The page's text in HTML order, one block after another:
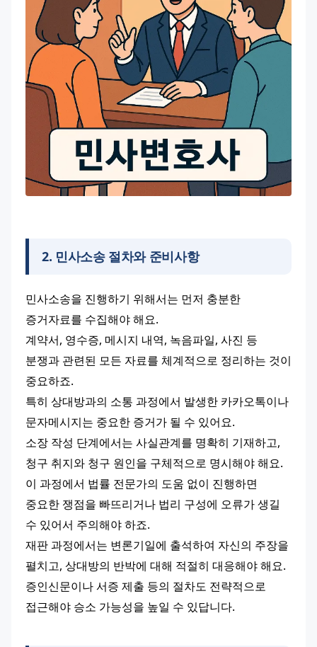
2. 민사소송 절차와 준비사항
민사소송을 진행하기 위해서는 먼저 충분한
증거자료를 수집해야 해요.
계약서, 영수증, 메시지 내역, 녹음파일, 사진 등
분쟁과 관련된 모든 자료를 체계적으로 정리하는 것이
중요하죠.
특히 상대방과의 소통 과정에서 발생한 카카오톡이나
문자메시지는 중요한 증거가 될 수 있어요.
소장 작성 단계에서는 사실관계를 명확히 기재하고,
청구 취지와 청구 원인을 구체적으로 명시해야 해요.
이 과정에서 법률 전문가의 도움 없이 진행하면
중요한 쟁점을 빠뜨리거나 법리 구성에 오류가 생길
수 있어서 주의해야 하죠.
재판 과정에서는 변론기일에 출석하여 자신의 주장을
펼치고, 상대방의 반박에 대해 적절히 대응해야 해요.
증인신문이나 서증 제출 등의 절차도 전략적으로
접근해야 승소 가능성을 높일 수 있답니다.